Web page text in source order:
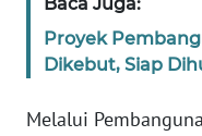
Proyek
Dikebut, Siap
Melalui
ASA